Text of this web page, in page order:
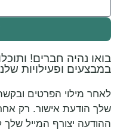
בואו נהיה חברים!
במבצעים ופעילויות
לאחר מילוי הפרטים
שלך הודעת אישור. רק
ההודעה יצורף המייל